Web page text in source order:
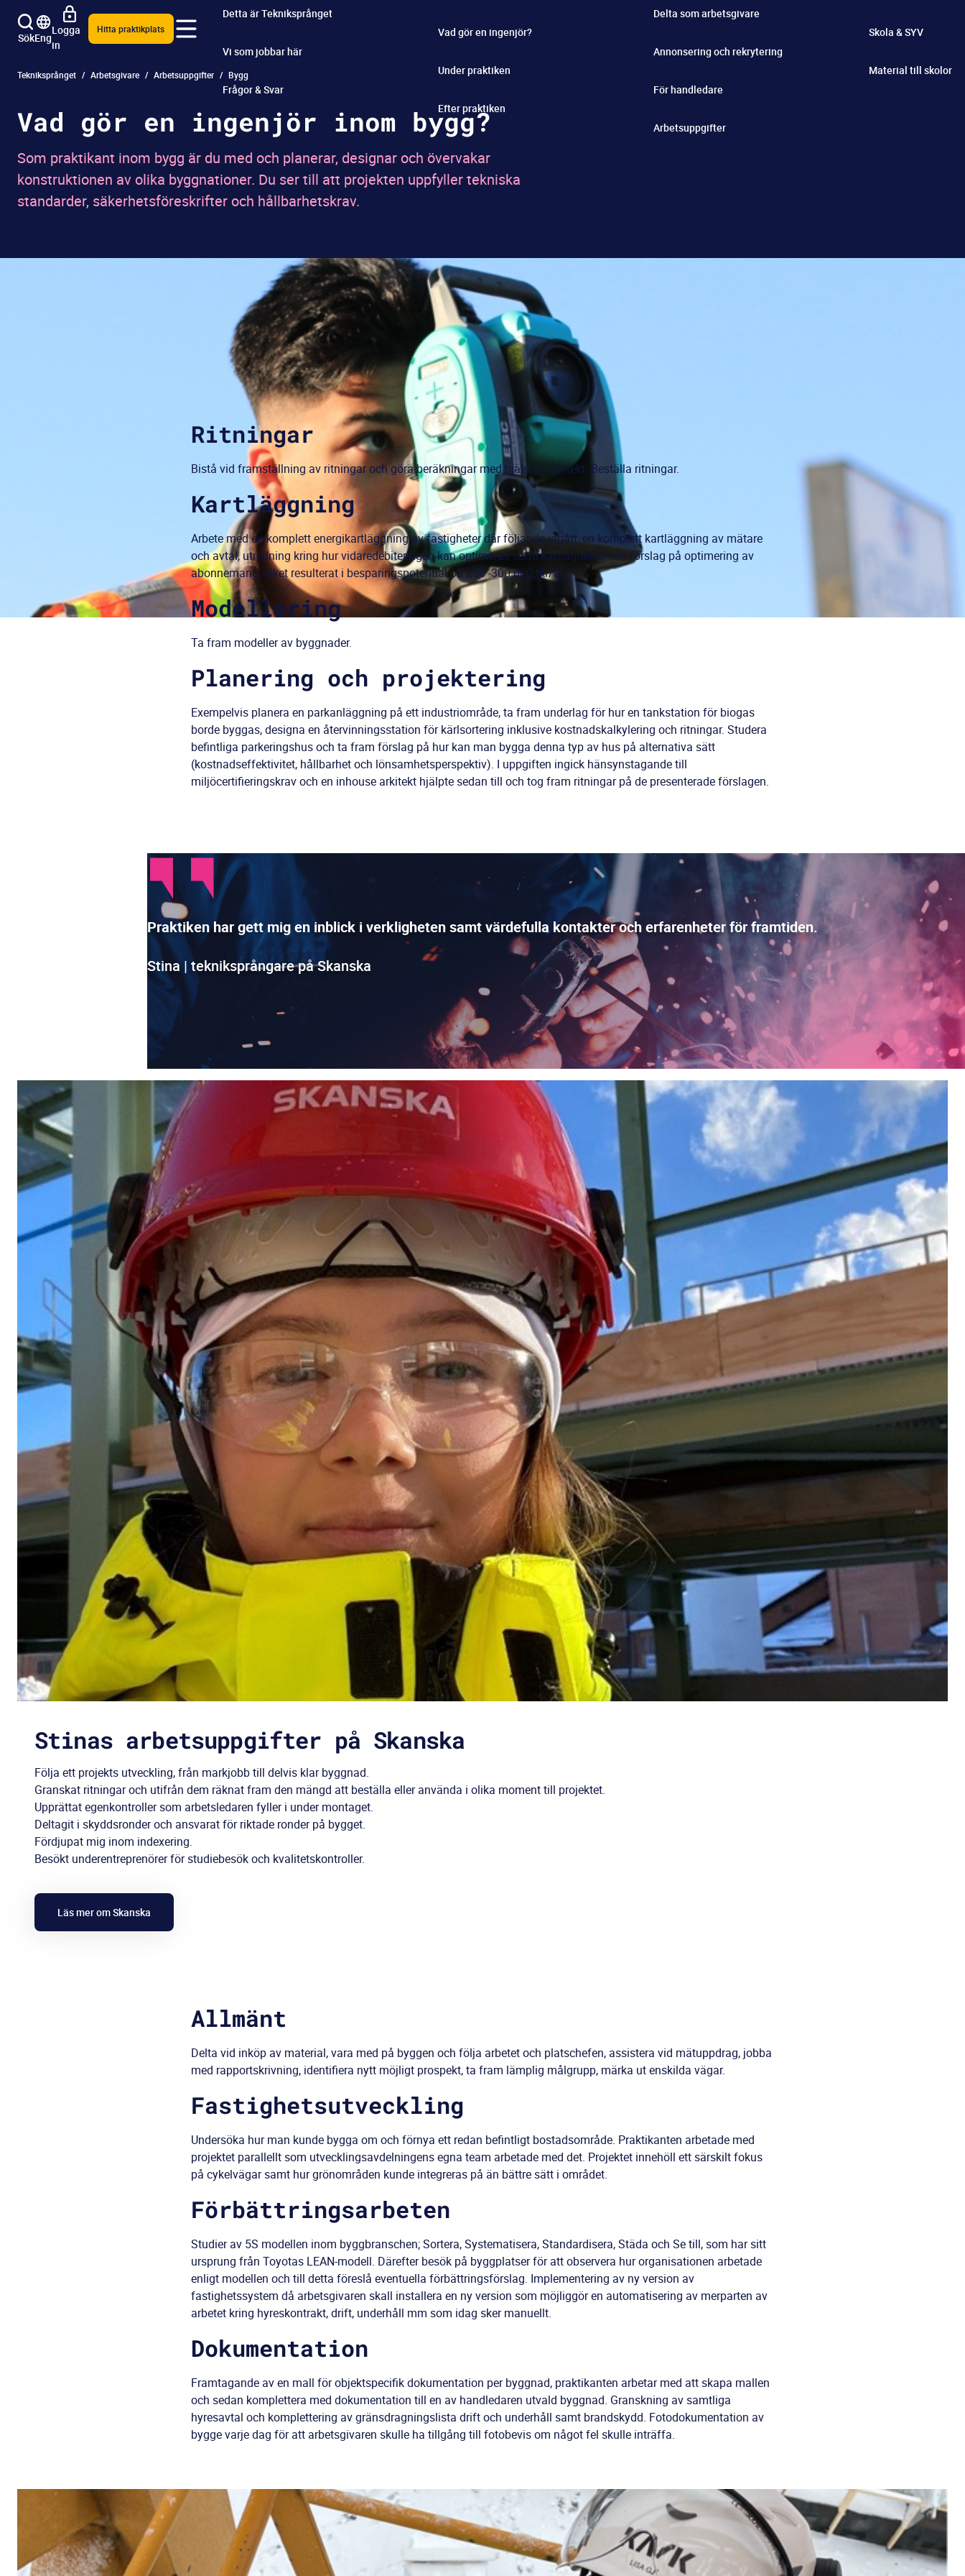
SökEng
Logga
in
Hitta praktikplats
Detta är Tekniksprånget
Vi som jobbar här
Frågor & Svar
Vad gör en ingenjör?
Under praktiken
Efter praktiken
Delta som arbetsgivare
Annonsering och rekrytering
För handledare
Arbetsuppgifter
Skola & SYV
Material till skolor
Tekniksprånget Arbetsgivare Arbetsuppgifter Bygg
Vad gör en ingenjör inom bygg?
Som praktikant inom bygg är du med och planerar, designar och övervakar
konstruktionen av olika byggnationer. Du ser till att projekten uppfyller tekniska
standarder, säkerhetsföreskrifter och hållbarhetskrav.
Ritningar
Bistå vid framställning av ritningar och göra beräkningar med hjälp av arkitekt. Beställa ritningar.
Kartläggning
Arbete med en komplett energikartläggning av fastigheter där följande ingått, en komplett kartläggning av mätare
och avtal, utredning kring hur vidaredebiteringen kan optimeras samt kartläggning och förslag på optimering av
abonnemang vilket resulterat i besparingspotential på 250 -300 000 tkr/år.
Modellering
Ta fram modeller av byggnader.
Planering och projektering
Exempelvis planera en parkanläggning på ett industriområde, ta fram underlag för hur en tankstation för biogas
borde byggas, designa en återvinningsstation för kärlsortering inklusive kostnadskalkylering och ritningar. Studera
befintliga parkeringshus och ta fram förslag på hur kan man bygga denna typ av hus på alternativa sätt
(kostnadseffektivitet, hållbarhet och lönsamhetsperspektiv). I uppgiften ingick hänsynstagande till
miljöcertifieringskrav och en inhouse arkitekt hjälpte sedan till och tog fram ritningar på de presenterade förslagen.
Praktiken har gett mig en inblick i verkligheten samt värdefulla kontakter och erfarenheter för framtiden.
Stina | tekniksprångare på Skanska
Stinas arbetsuppgifter på Skanska
Följa ett projekts utveckling, från markjobb till delvis klar byggnad.
Granskat ritningar och utifrån dem räknat fram den mängd att beställa eller använda i olika moment till projektet.
Upprättat egenkontroller som arbetsledaren fyller i under montaget.
Deltagit i skyddsronder och ansvarat för riktade ronder på bygget.
Fördjupat mig inom indexering.
Besökt underentreprenörer för studiebesök och kvalitetskontroller.
Läs mer om Skanska
Allmänt
Delta vid inköp av material, vara med på byggen och följa arbetet och platschefen, assistera vid mätuppdrag, jobba
med rapportskrivning, identifiera nytt möjligt prospekt, ta fram lämplig målgrupp, märka ut enskilda vägar.
Fastighetsutveckling
Undersöka hur man kunde bygga om och förnya ett redan befintligt bostadsområde. Praktikanten arbetade med
projektet parallellt som utvecklingsavdelningens egna team arbetade med det. Projektet innehöll ett särskilt fokus
på cykelvägar samt hur grönområden kunde integreras på än bättre sätt i området.
Förbättringsarbeten
Studier av 5S modellen inom byggbranschen; Sortera, Systematisera, Standardisera, Städa och Se till, som har sitt
ursprung från Toyotas LEAN-modell. Därefter besök på byggplatser för att observera hur organisationen arbetade
enligt modellen och till detta föreslå eventuella förbättringsförslag. Implementering av ny version av
fastighetssystem då arbetsgivaren skall installera en ny version som möjliggör en automatisering av merparten av
arbetet kring hyreskontrakt, drift, underhåll mm som idag sker manuellt.
Dokumentation
Framtagande av en mall för objektspecifik dokumentation per byggnad, praktikanten arbetar med att skapa mallen
och sedan komplettera med dokumentation till en av handledaren utvald byggnad. Granskning av samtliga
hyresavtal och komplettering av gränsdragningslista drift och underhåll samt brandskydd. Fotodokumentation av
bygge varje dag för att arbetsgivaren skulle ha tillgång till fotobevis om något fel skulle inträffa.